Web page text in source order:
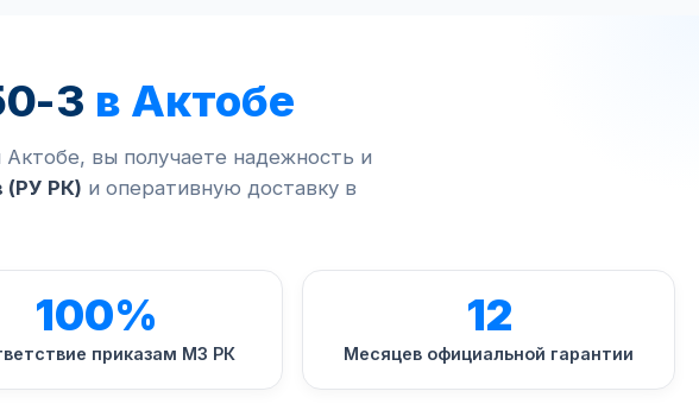
3 в Актобе
вы получаете надежность и
(РУ РК) и оперативную доставку в
100%
приказам МЗ РК
12
Месяцев официальной гарантии